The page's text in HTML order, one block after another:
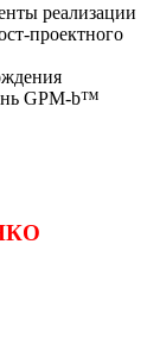
реализации
проектного
GPM-b™